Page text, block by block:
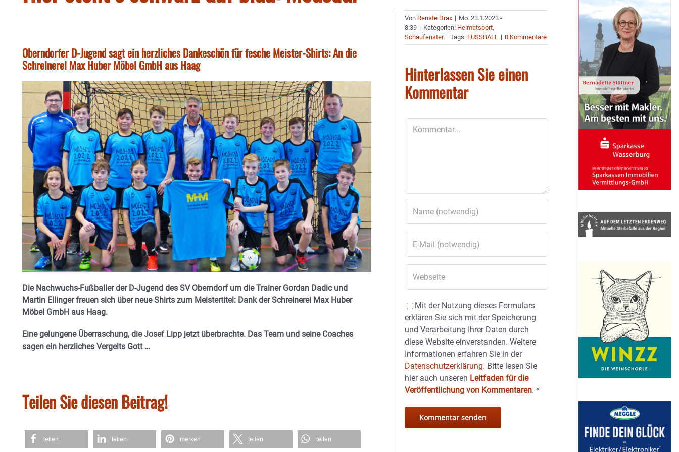
Oberndorfer D-Jugend sagt ein herzliches Dankeschön für fesche Meister-Shirts: An die
Schreinerei Max Huber Möbel GmbH aus Haag
Die Nachwuchs-Fußballer der D-Jugend des SV Oberndorf um die Trainer Gordan Dadic und
Martin Ellinger freuen sich über neue Shirts zum Meistertitel: Dank der Schreinerei Max Huber
Möbel GmbH aus Haag.
Eine gelungene Überraschung, die Josef Lipp jetzt überbrachte. Das Team und seine Coaches
sagen ein herzliches Vergelts Gott …
Teilen Sie diesen Beitrag!
teilen teilen merken teilen teilen
Von Renate Drax | Mo. 23.1.2023 -
8:39 | Kategorien: Heimatsport,
Schaufenster | Tags: FUSSBALL | 0 Kommentare
Hinterlassen Sie einen
Kommentar
Mit der Nutzung dieses Formulars
erklären Sie sich mit der Speicherung
und Verarbeitung Ihrer Daten durch
diese Website einverstanden. Weitere
Informationen erfahren Sie in der
Datenschutzerklärung. Bitte lesen Sie
hier auch unseren Leitfaden für die
Veröffentlichung von Kommentaren.*